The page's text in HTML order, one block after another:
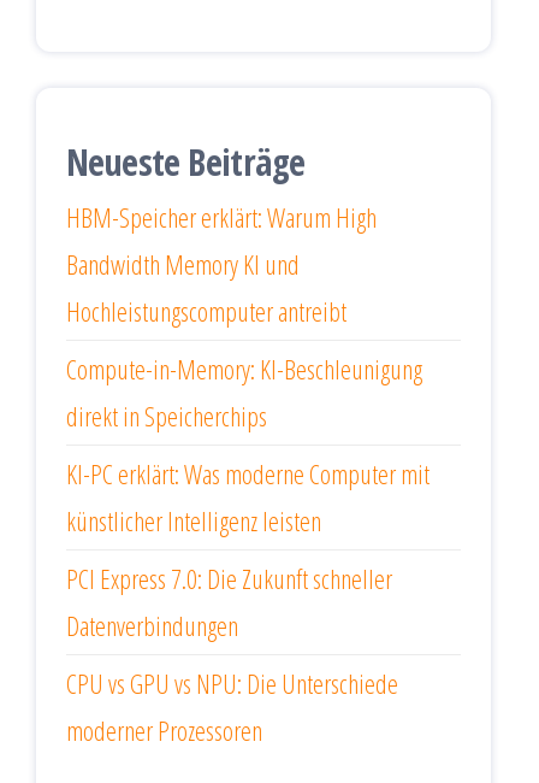
Neueste Beiträge
HBM-Speicher erklärt: Warum High
Bandwidth Memory KI und
Hochleistungscomputer antreibt
Compute-in-Memory: KI-Beschleunigung
direkt in Speicherchips
KI-PC erklärt: Was moderne Computer mit
künstlicher Intelligenz leisten
PCI Express 7.0: Die Zukunft schneller
Datenverbindungen
CPU vs GPU vs NPU: Die Unterschiede
moderner Prozessoren